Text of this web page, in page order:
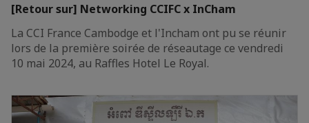
[Retour sur] Networking CCIFC x InCham
La CCI France Cambodge et l'Incham ont pu se réunir
lors de la première soirée de réseautage ce vendredi
10 mai 2024, au Raffles Hotel Le Royal.